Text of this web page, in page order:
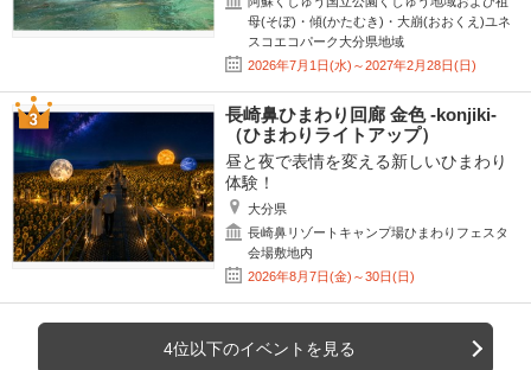
母(そぼ)・傾(かたむき)・大崩(おおくえ)ユネ
スコエコパーク大分県地域
2026年7月1日(水)～2027年2月28日(日)
長崎鼻ひまわり回廊 金色 -konjiki-
（ひまわりライトアップ）
昼と夜で表情を変える新しいひまわり
体験！
大分県
長崎鼻リゾートキャンプ場ひまわりフェスタ
会場敷地内
2026年8月7日(金)～30日(日)
4位以下のイベントを見る